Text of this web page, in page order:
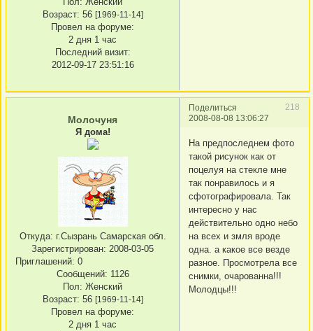
Возраст: 56 [1969-11-14]
Провел на форуме:
2 дня 1 час
Последний визит:
2012-09-17 23:51:16
Поделиться
218
2008-08-08 13:06:27
Молочуня
Я дома!
Откуда: г.Сызрань Самарская обл.
Зарегистрирован: 2008-03-05
Приглашений: 0
Сообщений: 1126
Пол: Женский
Возраст: 56 [1969-11-14]
Провел на форуме:
2 дня 1 час
На предпоследнем фото
такой рисунок как от
поцелуя на стекле мне
так понравилось и я
сфотографировала. Так
интересно у нас
действительно одно небо
на всех и змля вроде
одна. а какое все везде
разное. Просмотрела все
снимки, очарованна!!!
Молодцы!!!